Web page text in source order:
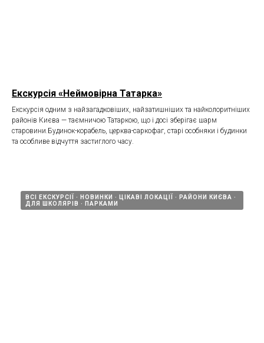
Екскурсія «Неймовірна Татарка»
Екскурсія одним з найзагадковіших, найзатишніших та найколоритніших
районів Києва — таємничою Татаркою, що і досі зберігає шарм
старовини.Будинок-корабель, церква-саркофаг, старі особняки і будинки
та особливе відчуття застиглого часу.
ВСІ ЕКСКУРСІЇ НОВИНКИ ЦІКАВІ ЛОКАЦІЇ
РАЙОНИ КИЄВА
ДЛЯ ШКОЛЯРІВ
ПАРКАМИ